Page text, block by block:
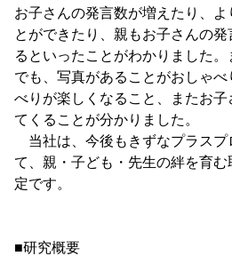
お子さんの発言数が増えたり、よ
とができたり、親もお子さんの
るといったことがわかりました
でも、写真があることがおしゃ
べりが楽しくなること、またお子
てくることが分かりました。
当社は、今後もきずなプラスプ
て、親・子ども・先生の絆を育
定です。
■研究概要